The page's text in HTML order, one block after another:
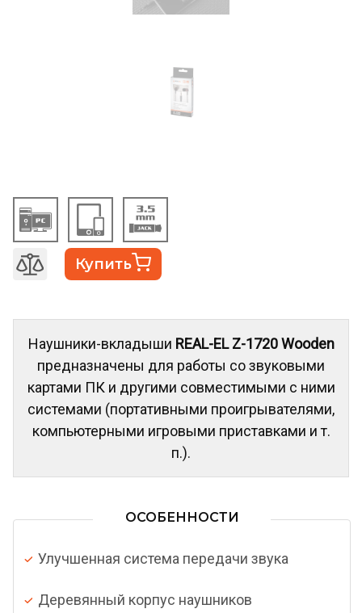
Купить
Наушники-вкладыши REAL-EL Z-1720 Wooden
предназначены для работы со звуковыми
картами ПК и другими совместимыми с ними
системами (портативными проигрывателями,
компьютерными игровыми приставками и т.
п.).
ОСОБЕННОСТИ
Улучшенная система передачи звука
Деревянный корпус наушников